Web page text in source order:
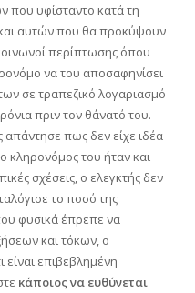
που υφίσταντο κατά τη
αυτών που θα προκύψουν
περίπτωσης όπου
να του αποσαφηνίσει
σε τραπεζικό λογαριασμό
πριν τον θάνατό του.
πως δεν είχε ιδέα
κληρονόμος του ήταν και
σχέσεις, ο ελεγκτής δεν
το ποσό της
φυσικά έπρεπε να
και τόκων, ο
επιβεβλημένη
κάποιος να ευθύνεται